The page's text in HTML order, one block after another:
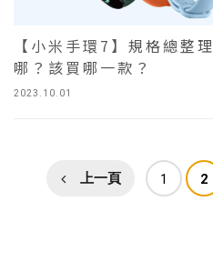
2023.10.01
【小米手環7】規格總整
哪？該買哪一款？
上一頁 1 2